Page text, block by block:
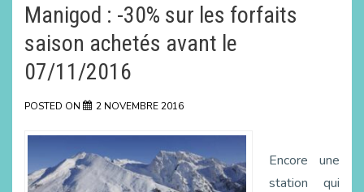
Manigod : -30% sur les forfaits
saison achetés avant le
07/11/2016
POSTED ON 2 NOVEMBRE 2016
Encore une
station qui